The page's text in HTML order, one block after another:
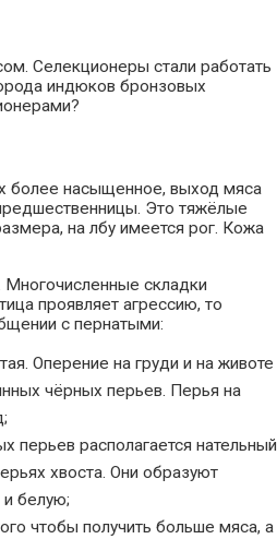
Селекционеры стали работать
индюков бронзовых
более насыщенное, выход мяса
Это тяжёлые
на лбу имеется рог. Кожа
складки
проявляет агрессию, то
с пернатыми:
Оперение на груди и на животе
чёрных перьев. Перья на
располагается нательный
хвоста. Они образуют
белую;
чтобы получить больше мяса, а